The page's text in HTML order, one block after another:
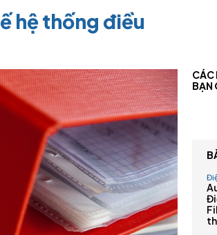
hệ thống điều
CÁC
BẠN